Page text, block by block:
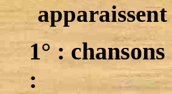
1° :
: